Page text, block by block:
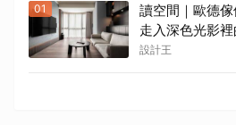
01
讀空間｜歐德
走入深色光影
設計王